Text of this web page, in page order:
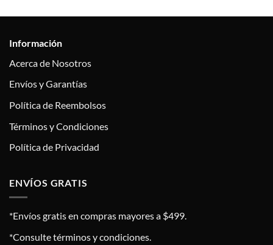
Información
Acerca de Nosotros
Envíos y Garantías
Política de Reembolsos
Términos y Condiciones
Política de Privacidad
ENVÍOS GRATIS
*Envíos gratis en compras mayores a $499.
*Consulte términos y condiciones.